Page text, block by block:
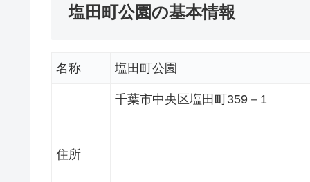
塩田町公園の基本情報
名称 塩田町公園
住所
千葉市中央区塩田町359－1